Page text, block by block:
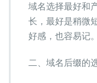
域名选择最好和
长，最好是稍微
好感，也容易记。
二、域名后缀的